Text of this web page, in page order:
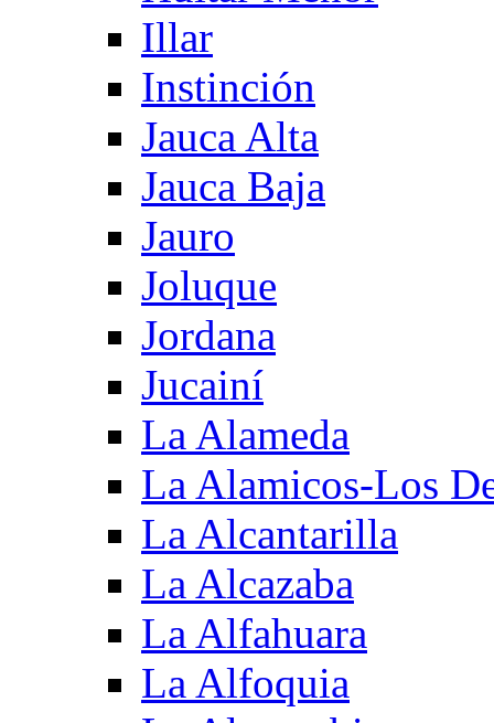
Illar
Instinción
Jauca Alta
Jauca Baja
Jauro
Joluque
Jordana
Jucainí
La Alameda
La Alamicos-Los
La Alcantarilla
La Alcazaba
La Alfahuara
La Alfoquia